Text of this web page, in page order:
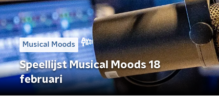
Musical Moods
Speellijst Musical Moods 18
februari